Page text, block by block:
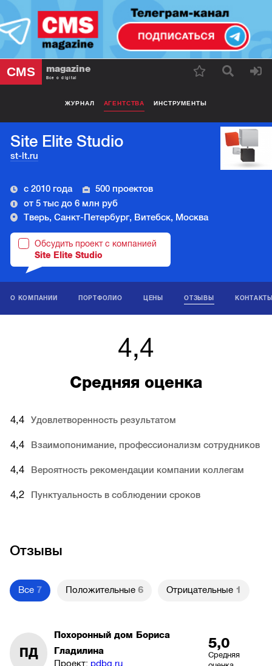
CMS magazine
Все о digital
ЖУРНАЛ АГЕНТСТВА ИНСТРУМЕНТЫ
Site Elite Studio
st-lt.ru
с 2010 года
500 проектов
от 5 тыс до 6 млн руб
Тверь, Санкт-Петербург, Витебск, Москва
Обсудить проект с компанией
Site Elite Studio
О КОМПАНИИ ПОРТФОЛИО ЦЕНЫ ОТЗЫВЫ
4,4
Средняя оценка
4,4 Удовлетворенность результатом
4,4 Взаимопонимание, профессионализм сотрудников
4,4 Вероятность рекомендации компании коллегам
4,2 Пунктуальность в соблюдении сроков
Отзывы
Все 7 Положительные 6 Отрицательные 1
ПД
Похоронный дом Бориса
Гладилина
Проект: pdbg.ru
5,0
Средняя